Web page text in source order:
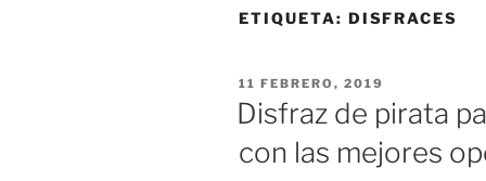
ETIQUETA: DISFRACES
PUBLICADO
EL
11 FEBRERO, 2019
Disfraz de pirata
con las mejores